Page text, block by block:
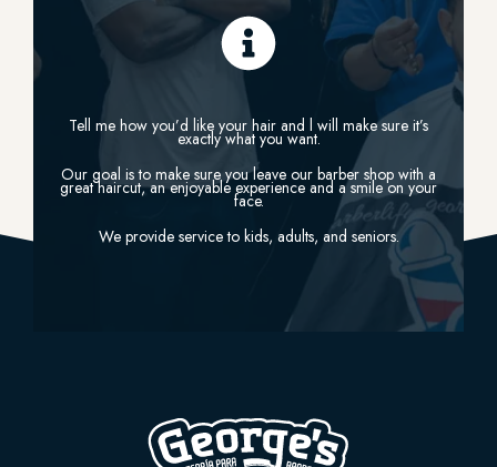
Tell me how you’d like your hair and l will make sure it’s
exactly what you want.
Our goal is to make sure you leave our barber shop with a
great haircut, an enjoyable experience and a smile on your
face.
We provide service to kids, adults, and seniors.